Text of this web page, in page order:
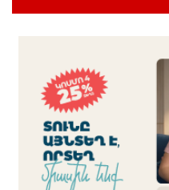
Moody's affirms
outlook to positive
New Achievements
Scholarship
Prestigious Music